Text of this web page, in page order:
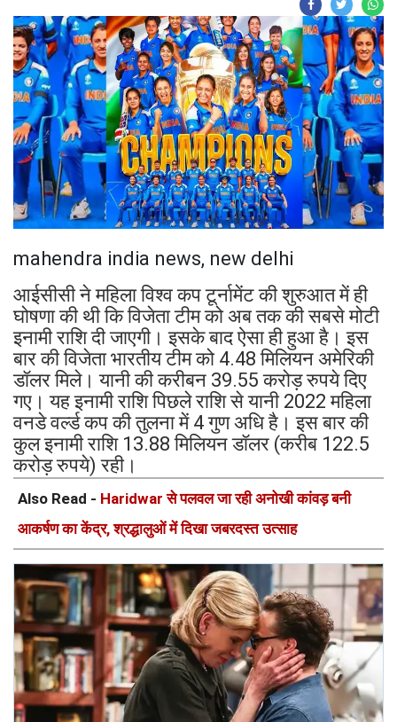
mahendra india news, new delhi
आईसीसी ने महिला विश्व कप टूर्नामेंट की शुरुआत में ही
घोषणा की थी कि विजेता टीम को अब तक की सबसे मोटी
इनामी राशि दी जाएगी। इसके बाद ऐसा ही हुआ है। इस
बार की विजेता भारतीय टीम को 4.48 मिलियन अमेरिकी
डॉलर मिले। यानी की करीबन 39.55 करोड़ रुपये दिए
गए। यह इनामी राशि पिछले राशि से यानी 2022 महिला
वनडे वर्ल्ड कप की तुलना में 4 गुण अधि है। इस बार की
कुल इनामी राशि 13.88 मिलियन डॉलर (करीब 122.5
करोड़ रुपये) रही।
Also Read - Haridwar से पलवल जा रही अनोखी कांवड़ बनी
आकर्षण का केंद्र, श्रद्धालुओं में दिखा जबरदस्त उत्साह